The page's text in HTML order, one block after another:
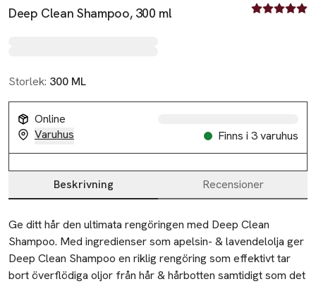
Deep Clean Shampoo, 300 ml
4.8 av fem
Storlek: 300 ML
Online
Varuhus
Finns i 3 varuhus
Beskrivning Recensioner
Beskrivning
Ge ditt hår den ultimata rengöringen med Deep Clean
Shampoo. Med ingredienser som apelsin- & lavendelolja ger
Deep Clean Shampoo en riklig rengöring som effektivt tar
bort överflödiga oljor från hår & hårbotten samtidigt som det